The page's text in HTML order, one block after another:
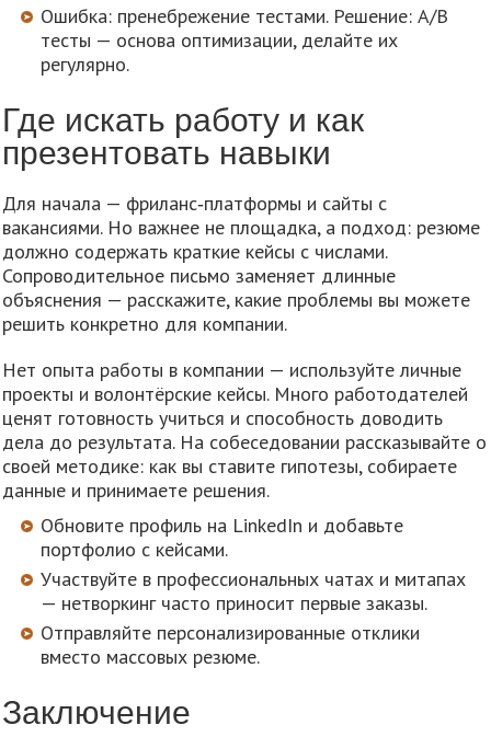
Ошибка: пренебрежение тестами. Решение: A/B
тесты — основа оптимизации, делайте их
регулярно.
Где искать работу и как
презентовать навыки
Для начала — фриланс‑платформы и сайты с
вакансиями. Но важнее не площадка, а подход: резюме
должно содержать краткие кейсы с числами.
Сопроводительное письмо заменяет длинные
объяснения — расскажите, какие проблемы вы можете
решить конкретно для компании.
Нет опыта работы в компании — используйте личные
проекты и волонтёрские кейсы. Много работодателей
ценят готовность учиться и способность доводить
дела до результата. На собеседовании рассказывайте о
своей методике: как вы ставите гипотезы, собираете
данные и принимаете решения.
Обновите профиль на LinkedIn и добавьте
портфолио с кейсами.
Участвуйте в профессиональных чатах и митапах
— нетворкинг часто приносит первые заказы.
Отправляйте персонализированные отклики
вместо массовых резюме.
Заключение